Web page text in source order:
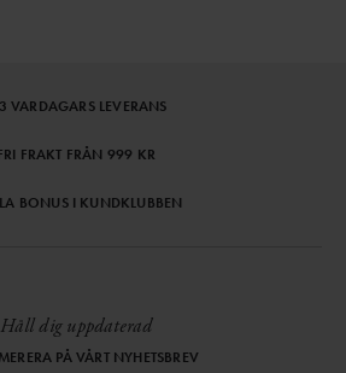
VARDAGARS LEVERANS
FRAKT FRÅN 999 KR
BONUS I KUNDKLUBBEN
Håll dig uppdaterad
PÅ VÅRT NYHETSBREV